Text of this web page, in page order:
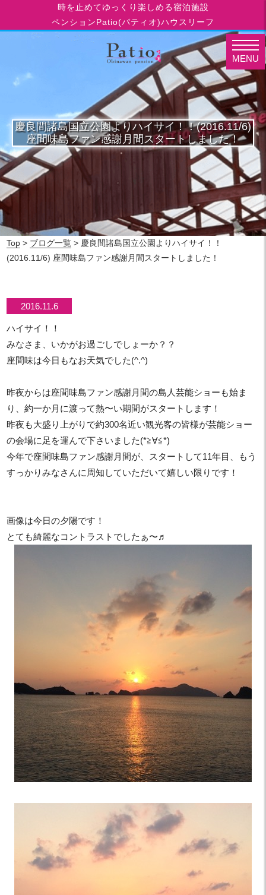
時を止めてゆっくり楽しめる宿泊施設
ペンションPatio(パティオ)ハウスリーフ
慶良間諸島国立公園よりハイサイ！！(2016.11/6)
座間味島ファン感謝月間スタートしました！
Top > ブログ一覧 > 慶良間諸島国立公園よりハイサイ！！
(2016.11/6) 座間味島ファン感謝月間スタートしました！
2016.11.6
ハイサイ！！
みなさま、いかがお過ごしでしょーか？？
座間味は今日もなお天気でした(^.^)
昨夜からは座間味島ファン感謝月間の島人芸能ショーも始ま
り、約一か月に渡って熱〜い期間がスタートします！
昨夜も大盛り上がりで約300名近い観光客の皆様が芸能ショー
の会場に足を運んで下さいました(*≧∀≦*)
今年で座間味島ファン感謝月間が、スタートして11年目、もう
すっかりみなさんに周知していただいて嬉しい限りです！
画像は今日の夕陽です！
とても綺麗なコントラストでしたぁ〜♬
MENU